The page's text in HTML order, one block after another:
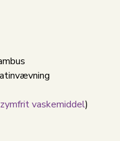
vaskemiddel)